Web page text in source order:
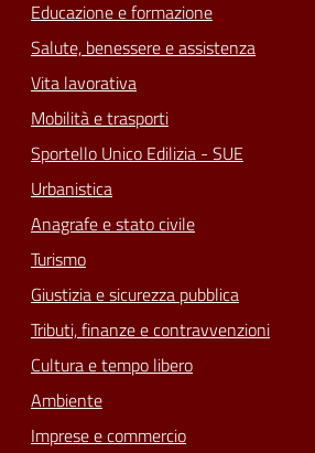
Educazione e formazione
Salute, benessere e assistenza
Vita lavorativa
Mobilità e trasporti
Sportello Unico Edilizia - SUE
Urbanistica
Anagrafe e stato civile
Turismo
Giustizia e sicurezza pubblica
Tributi, finanze e contravvenzioni
Cultura e tempo libero
Ambiente
Imprese e commercio